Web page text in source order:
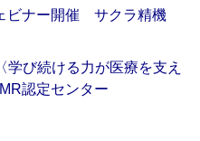
ビナー開催 サクラ精機
び続ける力が医療を支え
認定センター